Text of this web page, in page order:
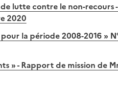
lutte contre le non-recours
2020
la période 2008-2016 »
» - Rapport de mission de